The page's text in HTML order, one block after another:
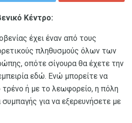
Κέντρο:
έχει έναν από τους
πληθυσμούς όλων των
οπότε σίγουρα θα έχετε την
εδώ. Ενώ μπορείτε να
ή με το λεωφορείο, η πόλη
συμπαγής για να εξερευνήσετε με